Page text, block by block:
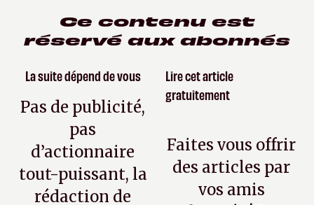
Ce contenu est
réservé aux abonnés
La suite dépend de vous
Pas de publicité,
pas
d’actionnaire
tout-puissant, la
rédaction de
Lire cet article
gratuitement
Faites vous offrir
des articles par
vos amis